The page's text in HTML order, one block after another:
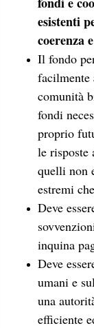
esistenti
coerenza
Il fondo
facilmente
comunità
fondi
proprio
le risposte
quelli non
estremi
Deve
inquina
Deve
umani e
una
efficiente